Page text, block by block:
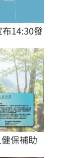
14:30發
保補助